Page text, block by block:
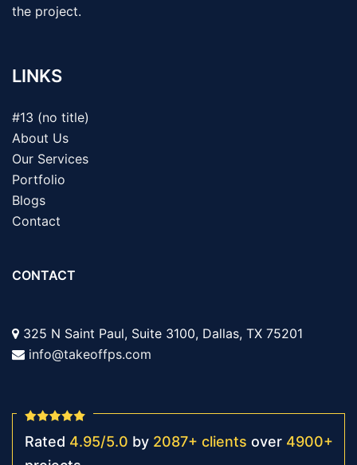
the project.
LINKS
#13 (no title)
About Us
Our Services
Portfolio
Blogs
Contact
CONTACT
325 N Saint Paul, Suite 3100, Dallas, TX 75201
info@takeoffps.com
Rated 4.95/5.0 by 2087+ clients over 4900+